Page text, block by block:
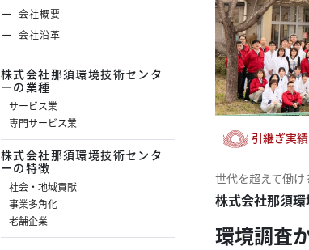
会社概要
会社沿革
株式会社那須環境技術センタ
ーの業種
サービス業
専門サービス業
株式会社那須環境技術センタ
ーの特徴
社会・地域貢献
事業多角化
老舗企業
引継ぎ実
世代を超えて働
株式会社那須
環境調査